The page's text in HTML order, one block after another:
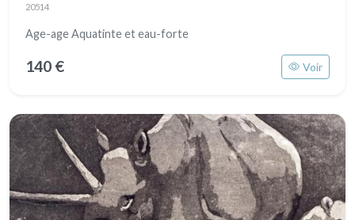
20514
Age-age Aquatinte et eau-forte
140 € Voir